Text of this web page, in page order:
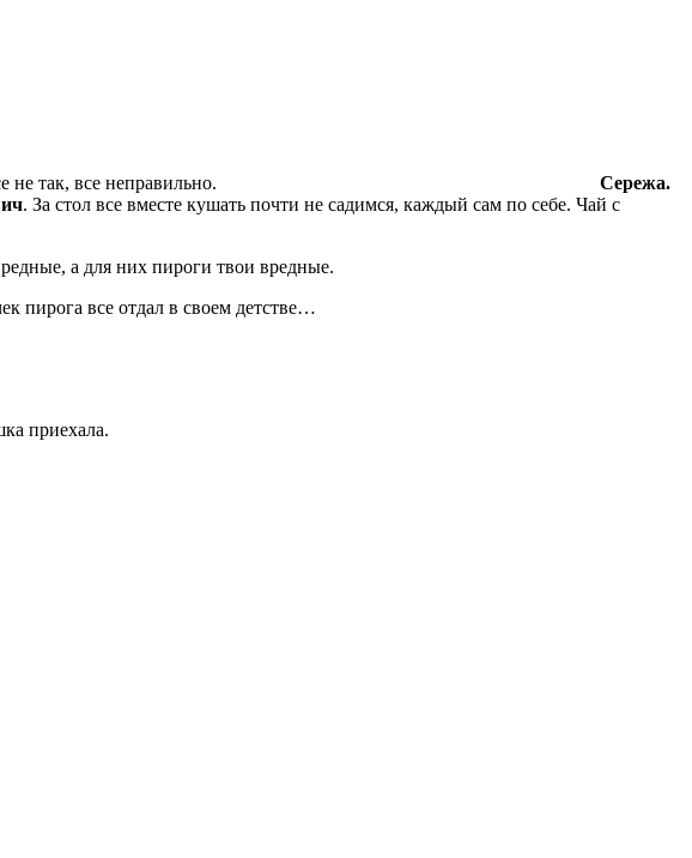
что как-то все не так, все неправильно. Сережа.
. За стол все вместе кушать почти не садимся, каждый сам по себе. Чай с
а для них пироги твои вредные.
пирога все отдал в своем детстве…
приехала.